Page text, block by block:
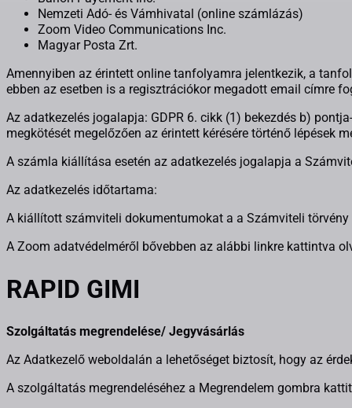
Nemzeti Adó- és Vámhivatal (online számlázás)
Zoom Video Communications Inc.
Magyar Posta Zrt.
Amennyiben az érintett online tanfolyamra jelentkezik, a
ebben az esetben is a regisztrációkor megadott email címre
Az adatkezelés jogalapja: GDPR 6. cikk (1) bekezdés b)
megkötését megelőzően az érintett kérésére történő lépések
A számla kiállítása esetén az adatkezelés jogalapja a
Az adatkezelés időtartama:
A kiállított számviteli dokumentumokat a a Számviteli
A Zoom adatvédelméről bővebben az alábbi linkre kattintva
RAPID GIMI
Szolgáltatás megrendelése/ Jegyvásárlás
Az Adatkezelő weboldalán a lehetőséget biztosít, hogy az
A szolgáltatás megrendeléséhez a Megrendelem gombra